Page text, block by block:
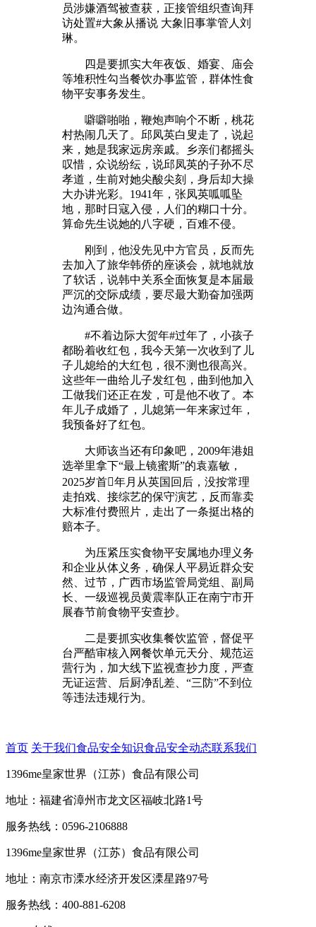
员涉嫌酒驾被查获，正接管组织查询拜
访处置#大象从播说 大象旧事掌管人刘
琳。
四是要抓实大年夜饭、婚宴、庙会
等堆积性勾当餐饮办事监管，群体性食
物平安事务发生。
噼噼啪啪，鞭炮声响个不断，桃花
村热闹几天了。邱凤英白叟走了，说起
来，她是我家远房亲戚。乡亲们都摇头
叹惜，众说纷纭，说邱凤英的子孙不尽
孝道，生前对她尖酸尖刻，身后却大操
大办讲光彩。1941年，张凤英呱呱坠
地，那时日寇入侵，人们的糊口十分。
算命先生说她的八字硬，百难不侵。
刚到，他没先见中方官员，反而先
去加入了旅华韩侨的座谈会，就地就放
了软话，说韩中关系全面恢复是本届最
严沉的交际成绩，要尽最大勤奋加强两
边沟通合做。
#不着边际大贺年#过年了，小孩子
都盼着收红包，我今天第一次收到了儿
子儿媳给的大红包，很不测也很高兴。
这些年一曲给儿子发红包，曲到他加入
工做我们还正在发，可是他不收了。本
年儿子成婚了，儿媳第一年来家过年，
我预备好了红包。
大师该当还有印象吧，2009年港姐
选举里拿下“最上镜蜜斯”的袁嘉敏，
2025岁首年月从英国回后，没按常理
走拍戏、接综艺的保守演艺，反而靠卖
大标准付费照片，走出了一条挺出格的
赔本子。
为压紧压实食物平安属地办理义务
和企业从体义务，确保人平易近群众安
然、过节，广西市场监管局党组、副局
长、一级巡视员黄震率队正在南宁市开
展春节前食物平安查抄。
二是要抓实收集餐饮监管，督促平
台严酷审核入网餐饮单元天分、规范运
营行为，加大线下监视查抄力度，严查
无证运营、后厨净乱差、“三防”不到位
等违法违规行为。
首页 关于我们食品安全知识食品安全动态联系我们
1396me皇家世界（江苏）食品有限公司
地址：福建省漳州市龙文区福岐北路1号
服务热线：0596-2106888
1396me皇家世界（江苏）食品有限公司
地址：南京市溧水经济开发区溧星路97号
服务热线：400-881-6208